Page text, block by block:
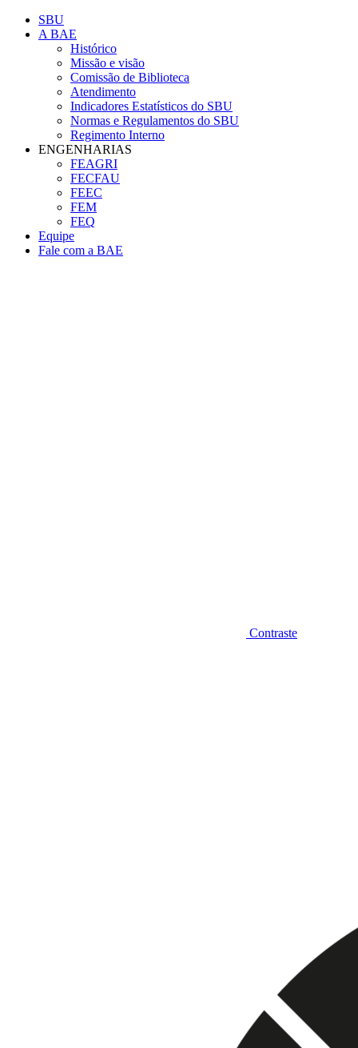
Conteúdo principal
SBU
A BAE
Histórico
Missão e visão
Comissão de Biblioteca
Atendimento
Indicadores Estatísticos do SBU
Normas e Regulamentos do SBU
Regimento Interno
ENGENHARIAS
FEAGRI
FECFAU
FEEC
FEM
FEQ
Equipe
Fale com a BAE
Contraste